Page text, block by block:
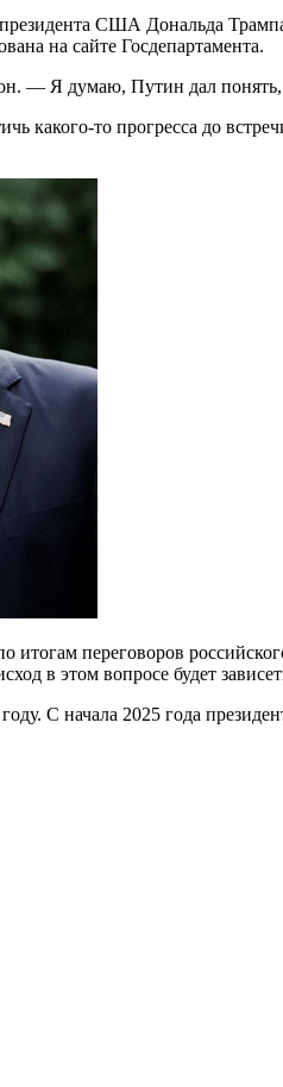
США Дональда
на сайте Госдепартамента.
— Я думаю, Путин дал понять,
какого-то прогресса до
переговоров
в этом вопросе будет
С начала 2025 года